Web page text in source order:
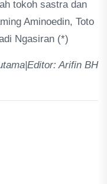
tokoh sastra dan
Aminoedin, Toto
Ngasiran (*)
Arifin BH